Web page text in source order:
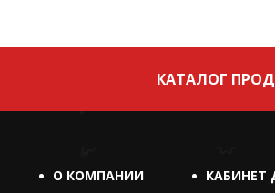
КАТАЛОГ
О КОМПАНИИ КАБИНЕТ